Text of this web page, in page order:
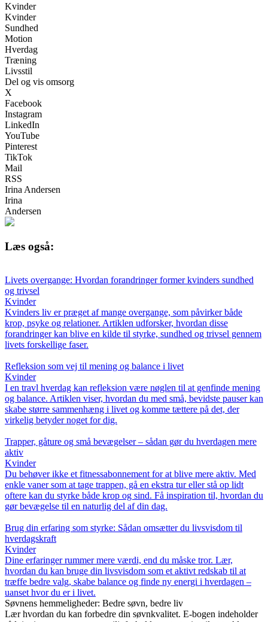
Kvinder
Kvinder
Sundhed
Motion
Hverdag
Træning
Livsstil
Del og vis omsorg
X
Facebook
Instagram
LinkedIn
YouTube
Pinterest
TikTok
Mail
RSS
Irina Andersen
Irina
Andersen
Læs også:
Livets overgange: Hvordan forandringer former kvinders sundhed
og trivsel
Kvinder
Kvinders liv er præget af mange overgange, som påvirker både
krop, psyke og relationer. Artiklen udforsker, hvordan disse
forandringer kan blive en kilde til styrke, sundhed og trivsel gennem
livets forskellige faser.
Refleksion som vej til mening og balance i livet
Kvinder
I en travl hverdag kan refleksion være nøglen til at genfinde mening
og balance. Artiklen viser, hvordan du med små, bevidste pauser kan
skabe større sammenhæng i livet og komme tættere på det, der
virkelig betyder noget for dig.
Trapper, gåture og små bevægelser – sådan gør du hverdagen mere
aktiv
Kvinder
Du behøver ikke et fitnessabonnement for at blive mere aktiv. Med
enkle vaner som at tage trappen, gå en ekstra tur eller stå op lidt
oftere kan du styrke både krop og sind. Få inspiration til, hvordan du
gør bevægelse til en naturlig del af din dag.
Brug din erfaring som styrke: Sådan omsætter du livsvisdom til
hverdagskraft
Kvinder
Dine erfaringer rummer mere værdi, end du måske tror. Lær,
hvordan du kan bruge din livsvisdom som et aktivt redskab til at
træffe bedre valg, skabe balance og finde ny energi i hverdagen –
uanset hvor du er i livet.
Søvnens hemmeligheder: Bedre søvn, bedre liv
Lær hvordan du kan forbedre din søvnkvalitet. E-bogen indeholder